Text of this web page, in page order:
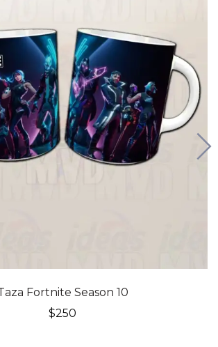
Fortnite Season 10
$250